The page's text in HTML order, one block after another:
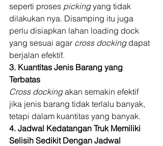
seperti proses picking yang tidak
dilakukan nya. Disamping itu juga
perlu disiapkan lahan loading dock
yang sesuai agar cross docking dapat
berjalan efektif.
3. Kuantitas Jenis Barang yang
Terbatas
Cross docking akan semakin efektif
jika jenis barang tidak terlalu banyak,
tetapi dalam kuantitas yang banyak.
4. Jadwal Kedatangan Truk Memiliki
Selisih Sedikit Dengan Jadwal